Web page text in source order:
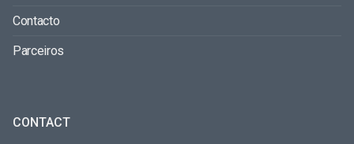
Contacto
Parceiros
CONTACT